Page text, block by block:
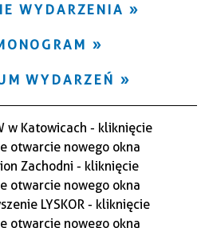
WYDARZENIA
WYDARZEŃ